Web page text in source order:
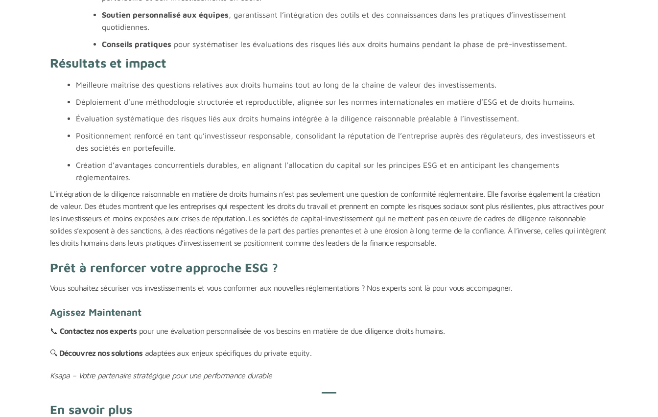
Soutien personnalisé aux équipes, garantissant l’intégration des outils et des connaissances dans les pratiques d’investissement
quotidiennes.
Conseils pratiques pour systématiser les évaluations des risques liés aux droits humains pendant la phase de pré-investissement.
Résultats et impact
Meilleure maîtrise des questions relatives aux droits humains tout au long de la chaîne de valeur des investissements.
Déploiement d’une méthodologie structurée et reproductible, alignée sur les normes internationales en matière d’ESG et de droits humains.
Évaluation systématique des risques liés aux droits humains intégrée à la diligence raisonnable préalable à l’investissement.
Positionnement renforcé en tant qu’investisseur responsable, consolidant la réputation de l’entreprise auprès des régulateurs, des investisseurs et
des sociétés en portefeuille.
Création d’avantages concurrentiels durables, en alignant l’allocation du capital sur les principes ESG et en anticipant les changements
réglementaires.
L’intégration de la diligence raisonnable en matière de droits humains n’est pas seulement une question de conformité réglementaire. Elle favorise également la création
de valeur. Des études montrent que les entreprises qui respectent les droits du travail et prennent en compte les risques sociaux sont plus résilientes, plus attractives pour
les investisseurs et moins exposées aux crises de réputation. Les sociétés de capital-investissement qui ne mettent pas en œuvre de cadres de diligence raisonnable
solides s’exposent à des sanctions, à des réactions négatives de la part des parties prenantes et à une érosion à long terme de la confiance. À l’inverse, celles qui intègrent
les droits humains dans leurs pratiques d’investissement se positionnent comme des leaders de la finance responsable.
Prêt à renforcer votre approche ESG ?
Vous souhaitez sécuriser vos investissements et vous conformer aux nouvelles réglementations ? Nos experts sont là pour vous accompagner.
Agissez Maintenant
📞 Contactez nos experts pour une évaluation personnalisée de vos besoins en matière de due diligence droits humains.
🔍 Découvrez nos solutions adaptées aux enjeux spécifiques du private equity.
Ksapa – Votre partenaire stratégique pour une performance durable
En savoir plus